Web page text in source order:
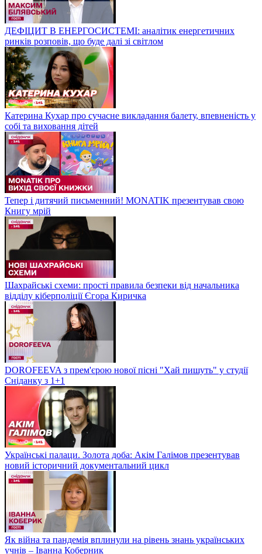
ДЕФІЦИТ В ЕНЕРГОСИСТЕМІ: аналітик енергетичних
ринків розповів, що буде далі зі світлом
Катерина Кухар про сучасне викладання балету, впевненість у
собі та виховання дітей
Тепер і дитячий письменний! MONATIK презентував свою
Книгу мрій
Шахрайські схеми: прості правила безпеки від начальника
відділу кіберполіції Єгора Киричка
DOROFEEVA з прем'єрою нової пісні "Хай пишуть" у студії
Сніданку з 1+1
Українські палаци. Золота доба: Акім Галімов презентував
новий історичний документальний цикл
Як війна та пандемія вплинули на рівень знань українських
учнів – Іванна Коберник